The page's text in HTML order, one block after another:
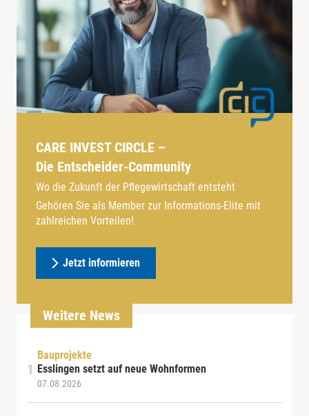
CARE INVEST CIRCLE –
Die Entscheider-Community
Wo die Zukunft der Pflegewirtschaft entsteht
Gehören Sie als Member zur Informations-Elite mit
zahlreichen Vorteilen!
Jetzt informieren
Weitere News
Bauprojekte
Esslingen setzt auf neue Wohnformen
07.08.2026